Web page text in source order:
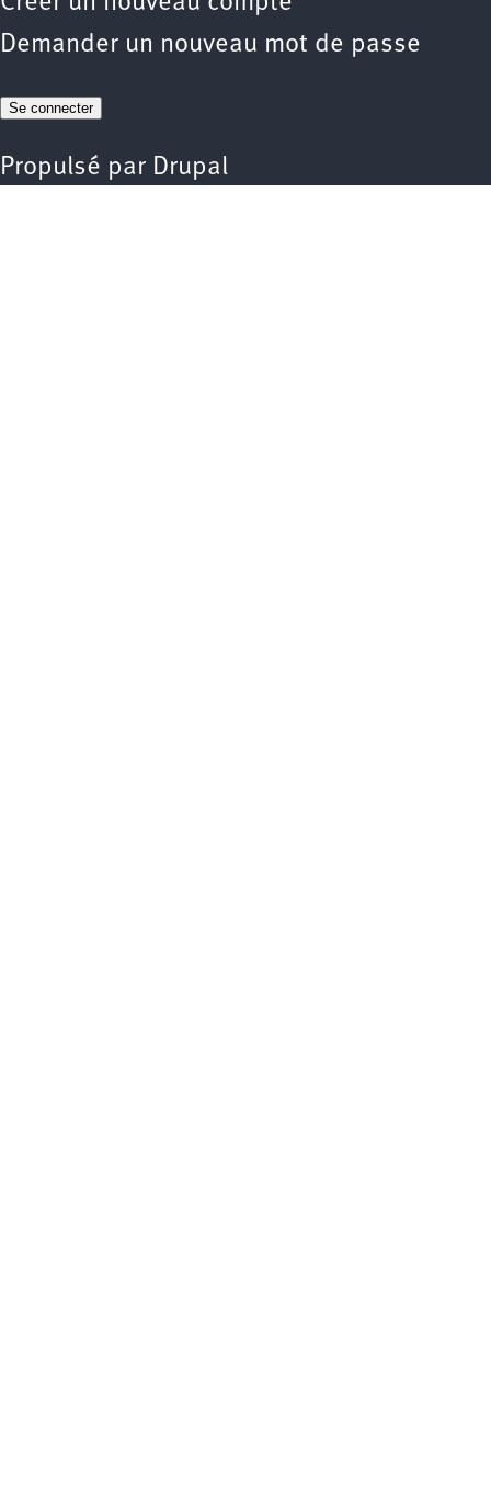
Demander un nouveau mot de passe
Propulsé par Drupal